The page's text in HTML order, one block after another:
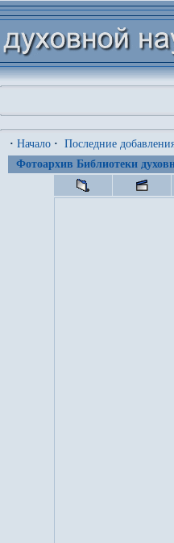
· Начало · Последние
Фотоархив Библиотеки